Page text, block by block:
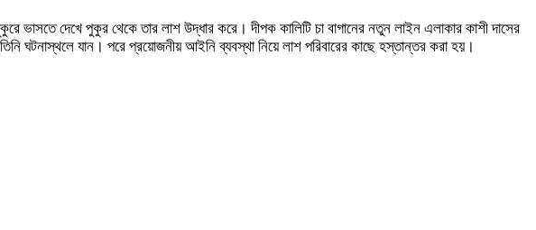
ভাসতে দেখে পুকুর থেকে তার লাশ উদ্ধার করে। দীপক কালিটি চা বাগানের নতুন লাইন এলাকার কাশী দাসের
ঘটনাস্থলে যান। পরে প্রয়োজনীয় আইনি ব্যবস্থা নিয়ে লাশ পরিবারের কাছে হস্তান্তর করা হয়।